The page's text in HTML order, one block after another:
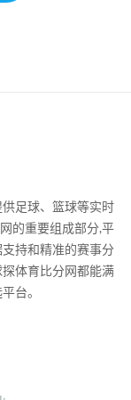
足球、篮球等实时
的重要组成部分,平
持和精准的赛事分
体育比分网都能满
台。